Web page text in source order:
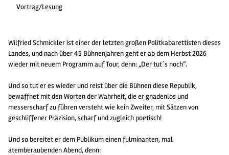
Vortrag/Lesung
Wilfried Schmickler ist einer der letzten großen Politkabarettisten dieses
Landes, und nach über 45 Bühnenjahren geht er ab dem Herbst 2026
wieder mit neuem Programm auf Tour, denn: „Der tut´s noch“.
Und so tut er es wieder und reist über die Bühnen diese Republik,
bewaffnet mit den Worten der Wahrheit, die er gnadenlos und
messerscharf zu führen versteht wie kein Zweiter, mit Sätzen von
geschliffener Präzision, scharf und zugleich poetisch!
Und so bereitet er dem Publikum einen fulminanten, mal
atemberaubenden Abend, denn: